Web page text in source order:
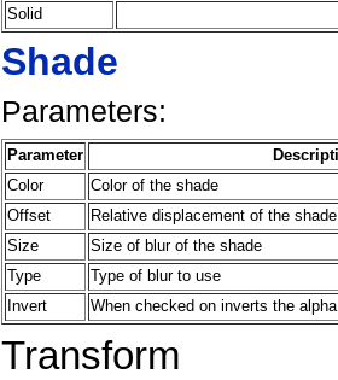
Solid
Shade
Parameters:
Parameter
Color
Color of the shade
Offset
Relative displacement of the
Size
Size of blur of the shade
Type
Type of blur to use
Invert
When checked on inverts the
Transform